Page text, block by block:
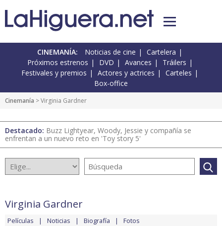
CINEMANÍA: Noticias de cine
Cartelera
Próximos estrenos
DVD Avances
Tráilers
Festivales y premios
Actores y actrices
Carteles
Box-office
Cinemanía > Virginia Gardner
Destacado: Buzz Lightyear, Woody, Jessie y compañía se
enfrentan a un nuevo reto en 'Toy story 5'
Virginia Gardner
Películas Noticias Biografía Fotos